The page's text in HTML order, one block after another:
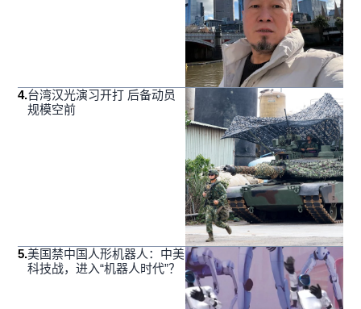
4.台湾汉光演习开打 后备动员
规模空前
5.美国禁中国人形机器人：中美
科技战，进入“机器人时代”？